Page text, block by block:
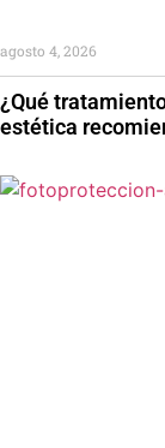
¿Qué
estética
agosto 4, 2026